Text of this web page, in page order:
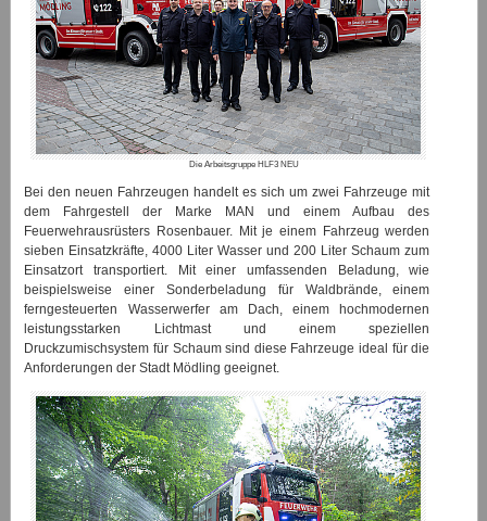
Die Arbeitsgruppe HLF3 NEU
Bei den neuen Fahrzeugen handelt es sich um zwei Fahrzeuge mit
dem Fahrgestell der Marke MAN und einem Aufbau des
Feuerwehrausrüsters Rosenbauer. Mit je einem Fahrzeug werden
sieben Einsatzkräfte, 4000 Liter Wasser und 200 Liter Schaum zum
Einsatzort transportiert. Mit einer umfassenden Beladung, wie
beispielsweise einer Sonderbeladung für Waldbrände, einem
ferngesteuerten Wasserwerfer am Dach, einem hochmodernen
leistungsstarken Lichtmast und einem speziellen
Druckzumischsystem für Schaum sind diese Fahrzeuge ideal für die
Anforderungen der Stadt Mödling geeignet.